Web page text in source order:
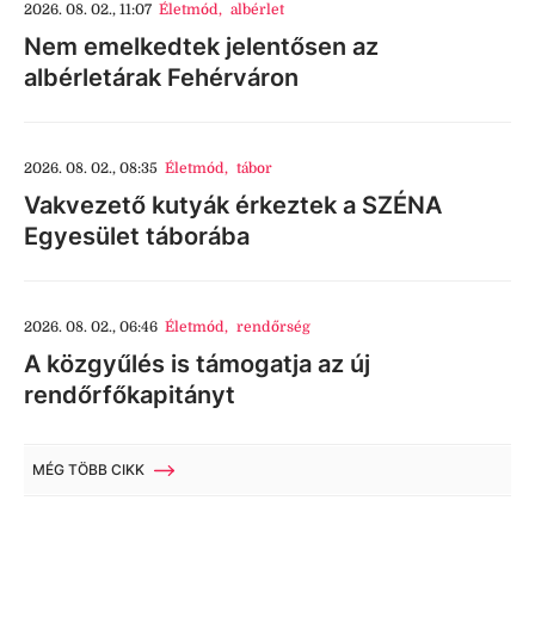
2026. 08. 02., 11:07 Életmód, albérlet
Nem emelkedtek jelentősen az
albérletárak Fehérváron
2026. 08. 02., 08:35 Életmód, tábor
Vakvezető kutyák érkeztek a SZÉNA
Egyesület táborába
2026. 08. 02., 06:46 Életmód, rendőrség
A közgyűlés is támogatja az új
rendőrfőkapitányt
MÉG TÖBB CIKK